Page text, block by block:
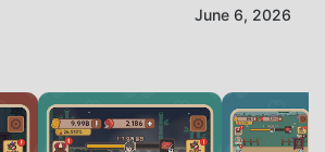
June 6, 2026